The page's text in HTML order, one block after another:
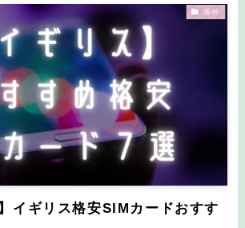
海外
イギリス格安SIMカードおすす